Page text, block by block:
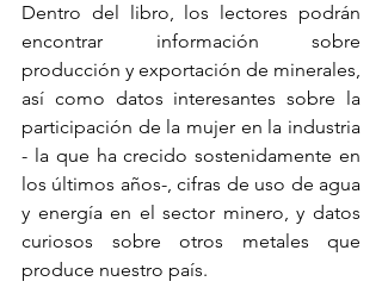
Dentro del libro, los lectores podrán
encontrar información sobre
producción y exportación de minerales,
así como datos interesantes sobre la
participación de la mujer en la industria
- la que ha crecido sostenidamente en
los últimos años-, cifras de uso de agua
y energía en el sector minero, y datos
curiosos sobre otros metales que
produce nuestro país.